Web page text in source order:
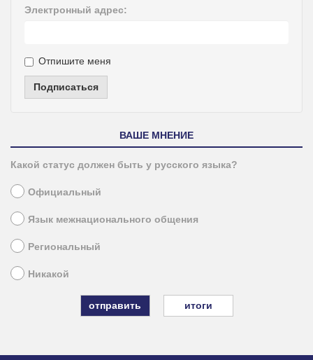
Электронный адрес:
Отпишите меня
Подписаться
ВАШЕ МНЕНИЕ
Какой статус должен быть у русского языка?
Официальный
Язык межнационального общения
Региональный
Никакой
итоги